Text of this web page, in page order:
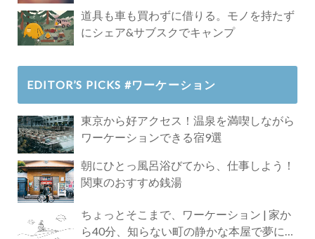
道具も車も買わずに借りる。モノを持たず
にシェア&サブスクでキャンプ
EDITOR’S PICKS #ワーケーション
東京から好アクセス！温泉を満喫しながら
ワーケーションできる宿9選
朝にひとっ風呂浴びてから、仕事しよう！
関東のおすすめ銭湯
ちょっとそこまで、ワーケーション | 家か
ら40分、知らない町の静かな本屋で夢に近